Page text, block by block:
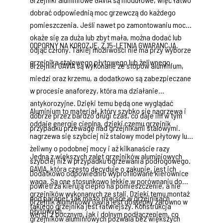
dobrać odpowiednią moc grzewczą do każdego
pomieszczenia. Jeśli nawet po zamontowaniu moc
okaże się za duża lub zbyt mała, można dodać lub
odjąć człony. Takiej możliwości nie ma przy wyborze
grzejnika stalowego płytowego lub żeliwnego.
ODPORNY NA KOROZJĘ, Z 15-LETNIĄ GWARANCJĄ.
Grzejniki GAVIA są wykonane ze stopów aluminium,
miedzi oraz krzemu, a dodatkowo są zabezpieczane
w procesie anaforezy, która ma działanie
antykorozyjne. Dzięki temu będą one wyglądać
dobrze przez bardzo długi czas, co daje im w tym
przypadku przewagę nad grzejnikami stalowymi.
Aluminium to materiał, który szybko się nagrzewa i
oddaje energię cieplną, dzięki czemu grzejnik
nagrzewa się szybciej niż stalowy model płytowy lub
żeliwny o podobnej mocy i aż kilkanaście razy
szybciej niż w przypadku ogrzewania podłogowego.
Dodatkowo odpowiednio wyprofilowane kierownice
powietrza kierują ciepło na pomieszczenie, a nie
pod parapet, jak ma to miejsce w grzejnikach
płytowych.
Jedną z większych zalet grzejników aluminiowych
GAVIA, która często decyduje o zakupie, jest ich
waga. Są one stosunkowo lekkie w porównaniu do
grzejników wykonanych ze stali. Dzięki temu montaż
takiego grzejnika jest łatwiejszy. Konstrukcja
grzejników aluminiowych pozwala bez większych
Grzejnik aluminiowy Gavia jest dostępny zarówno w
wersji z bocznym, jak i dolnym podłączeniem, co